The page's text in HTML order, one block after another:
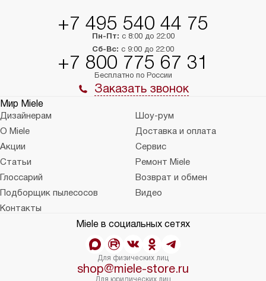
+7 495 540 44 75
Пн-Пт: с 8:00 до 22:00
Сб-Вс: с 9:00 до 22:00
+7 800 775 67 31
Бесплатно по России
Заказать звонок
Мир Miele
Дизайнерам
Шоу-рум
О Miele
Доставка и оплата
Акции
Сервис
Статьи
Ремонт Miele
Глоссарий
Возврат и обмен
Подборщик пылесосов
Видео
Контакты
Miele в социальных сетях
Для физических лиц
shop@miele-store.ru
Для юридических лиц